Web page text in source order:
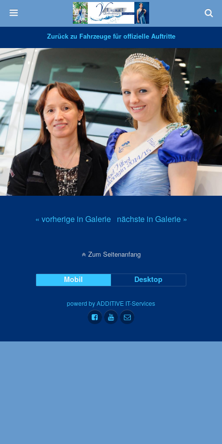
Zurück zu Fahrzeuge für offizielle Auftritte
« vorherige in Galerie nächste in Galerie »
Zum Seitenanfang
Mobil Desktop
powerd by ADDITIVE IT-Services